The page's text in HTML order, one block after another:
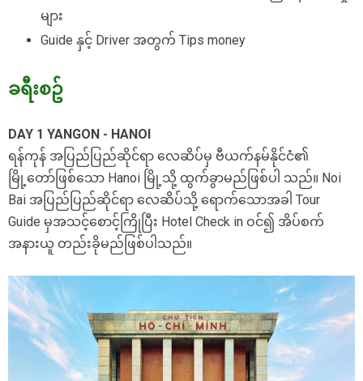
များ
Guide နှင့် Driver အတွက် Tips money
ခရီးစဥ်
DAY 1 YANGON - HANOI
ရန်ကုန် အပြည်ပြည်ဆိုင်ရာ လေဆိပ်မှ ဗီယက်နမ်နိုင်ငံ၏
မြို့တော်ဖြစ်သော Hanoi မြို့သို့ ထွက်ခွာမည်ဖြစ်ပါ သည်။ Noi
Bai အပြည်ပြည်ဆိုင်ရာ လေဆိပ်သို့ ရောက်သောအခါ Tour
Guide မှအသင့်စောင့်ကြိုပြီး Hotel Check in ဝင်၍ အိပ်စက်
အနားယူ တည်းခိုမည်ဖြစ်ပါသည်။